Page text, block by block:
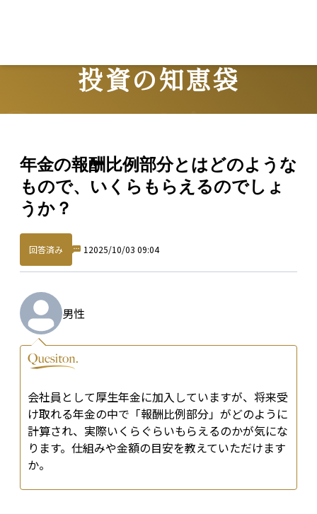
投資の知恵袋
年金の報酬比例部分とはどのような
もので、いくらもらえるのでしょ
うか？
回答済み 1 2025/10/03 09:04
男性
会社員として厚生年金に加入していますが、将来受
け取れる年金の中で「報酬比例部分」がどのように
計算され、実際いくらぐらいもらえるのかが気にな
ります。仕組みや金額の目安を教えていただけます
か。